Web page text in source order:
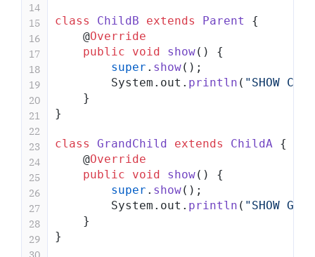
class ChildB extends Parent
{
    @
Override
    public
void show() {
        super
. show();
        System.out.
println ( "SHOW
    }
}
class GrandChild extends ChildA {
    @
Override
    public
void show() {
        super
. show();
        System.out.
println ( "SHOW
    }
}
14
15
16
17
18
19
20
21
22
23
24
25
26
27
28
29